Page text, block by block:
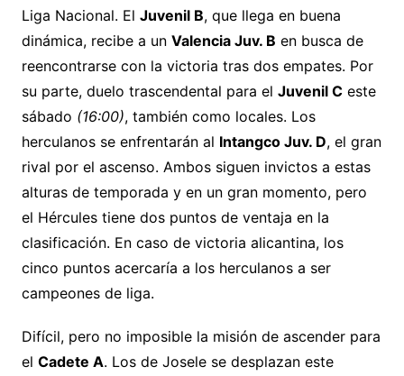
Liga Nacional. El Juvenil B, que llega en buena
dinámica, recibe a un Valencia Juv. B en busca de
reencontrarse con la victoria tras dos empates. Por
su parte, duelo trascendental para el Juvenil Ceste
sábado (16:00), también como locales. Los
herculanos se enfrentarán al Intangco Juv. D, el gran
rival por el ascenso. Ambos siguen invictos a estas
alturas de temporada y en un gran momento, pero
el Hércules tiene dos puntos de ventaja en la
clasificación. En caso de victoria alicantina, los
cinco puntos acercaría a los herculanos a ser
campeones de liga.
Difícil, pero no imposible la misión de ascender para
el Cadete A. Los de Josele se desplazan este